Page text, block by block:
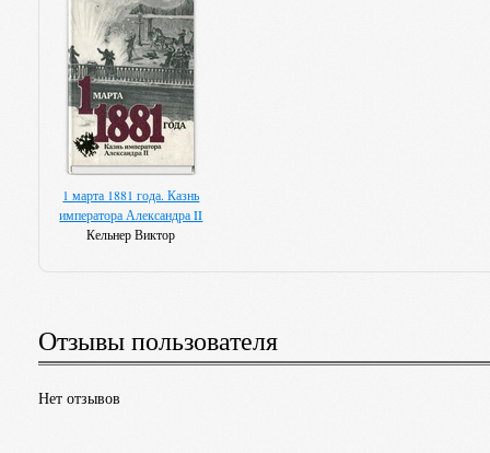
1 марта 1881 года. Казнь
императора Александра II
Кельнер Виктор
Отзывы пользователя
Нет отзывов